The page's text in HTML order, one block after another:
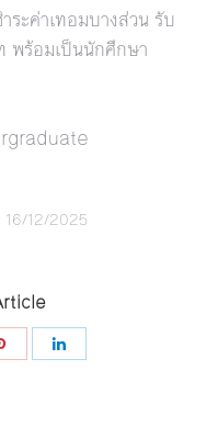
ระค่าเทอมบางส่วน รับ
ร้อมเป็นนักศึกษา
16/12/2025
Share